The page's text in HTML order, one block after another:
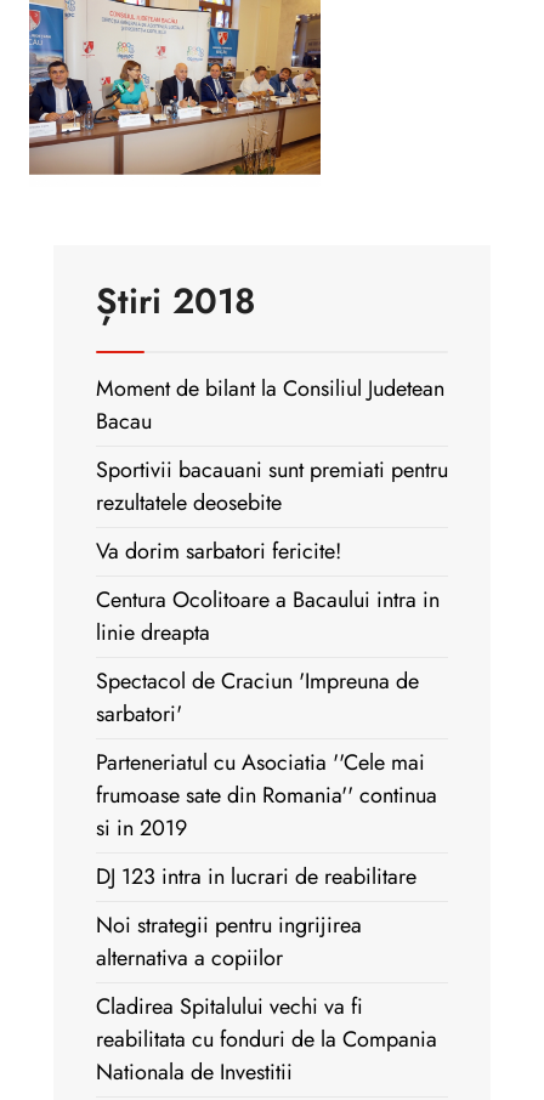
Știri 2018
Moment de bilant la Consiliul Judetean
Bacau
Sportivii bacauani sunt premiati pentru
rezultatele deosebite
Va dorim sarbatori fericite!
Centura Ocolitoare a Bacaului intra in
linie dreapta
Spectacol de Craciun 'Impreuna de
sarbatori'
Parteneriatul cu Asociatia ''Cele mai
frumoase sate din Romania'' continua
si in 2019
DJ 123 intra in lucrari de reabilitare
Noi strategii pentru ingrijirea
alternativa a copiilor
Cladirea Spitalului vechi va fi
reabilitata cu fonduri de la Compania
Nationala de Investitii